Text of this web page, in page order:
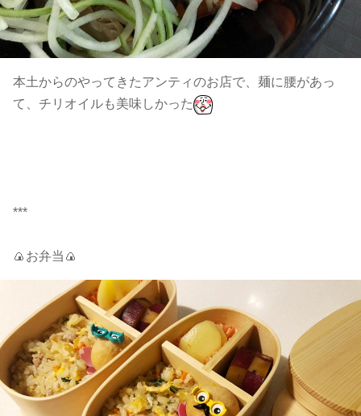
本土からのやってきたアンティのお店で、麺に腰があっ
て、チリオイルも美味しかった
***
🍙お弁当🍙